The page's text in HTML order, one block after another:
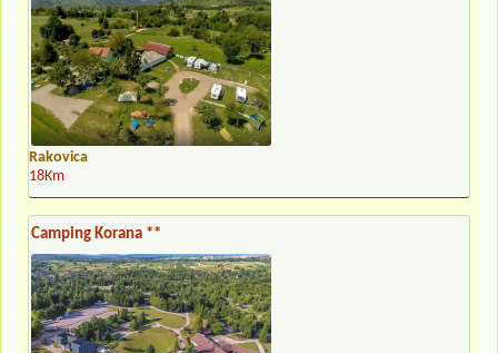
Rakovica
18Km
Camping Korana **